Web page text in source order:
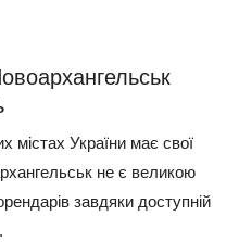
містах України має свої
не є великою
завдяки доступній